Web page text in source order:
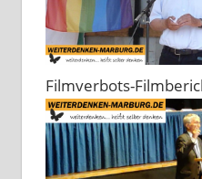
Filmverbots-